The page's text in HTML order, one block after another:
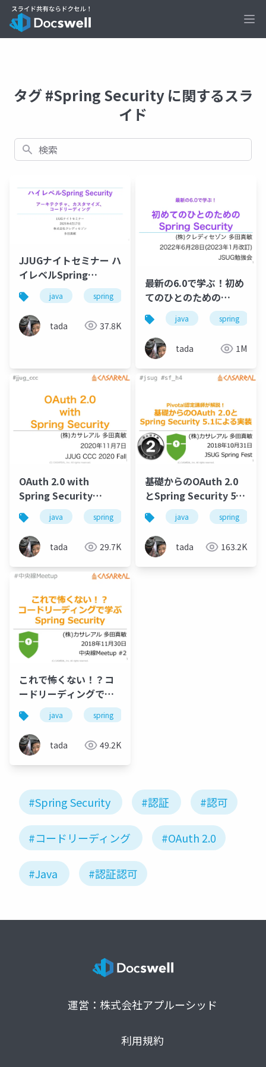
タグ #Spring Security に関するスラ
イド
検索
JJUGナイトセミナー ハ
イレベルSpring
Security
java spring spring-boot security
tada 37.8K
最新の6.0で学ぶ！初め
てのひとのための
Spring Security
java spring
tada 1M
OAuth 2.0 with
Spring Security
#jjug_ccc
#jjug_ccc_b
java spring oauth2
tada 29.7K
基礎からのOAuth 2.0
とSpring Security 5.1
による実装 #jsug
java spring
tada 163.2K
これで怖くない！？コ
ードリーディングで学
ぶSpring Security #中
央線Meetup
java spring
tada 49.2K
#Spring Security #認証 #認可
#コードリーディング #OAuth 2.0
#Java #認証認可
運営：株式会社アプルーシッド
利用規約